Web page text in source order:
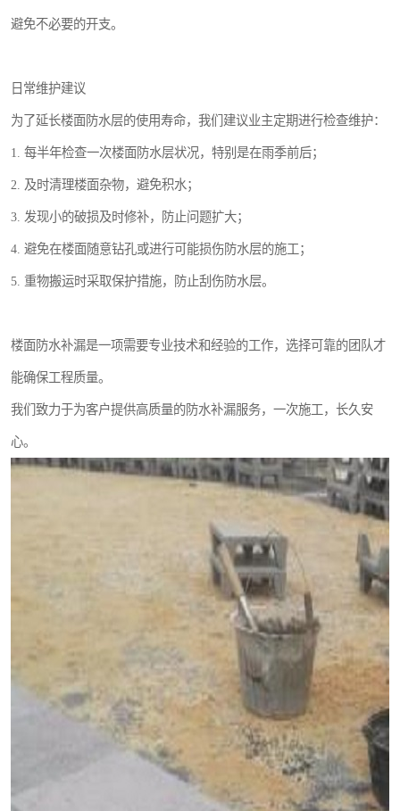
避免不必要的开支。
日常维护建议
为了延长楼面防水层的使用寿命，我们建议业主定期进行检查维护：
1. 每半年检查一次楼面防水层状况，特别是在雨季前后；
2. 及时清理楼面杂物，避免积水；
3. 发现小的破损及时修补，防止问题扩大；
4. 避免在楼面随意钻孔或进行可能损伤防水层的施工；
5. 重物搬运时采取保护措施，防止刮伤防水层。
楼面防水补漏是一项需要专业技术和经验的工作，选择可靠的团队才
能确保工程质量。
我们致力于为客户提供高质量的防水补漏服务，一次施工，长久安
心。